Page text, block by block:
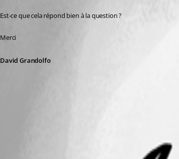
Est-ce que cela répond bien à la question ?
Merci
David Grandolfo